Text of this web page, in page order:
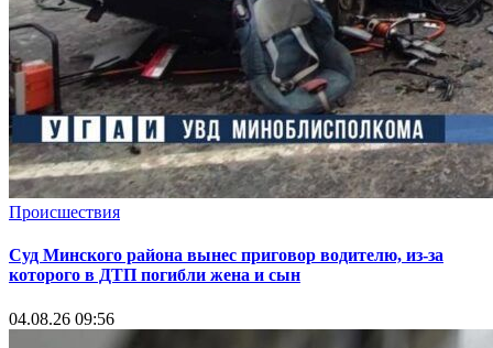
Происшествия
Суд Минского района вынес приговор водителю, из-за
которого в ДТП погибли жена и сын
04.08.26 09:56